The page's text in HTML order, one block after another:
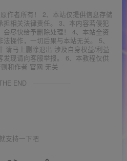
作者所有！ 2、本站仅提供信息存储
担相关法律责任。 3、本内容若侵犯
尽快给予删除处理！ 4、本站全资
操作，一切后果与本站无关。 5、
请马上删除退出 涉及自身权益/利益
发现请向客服举报。 6、本教程仅供
和作者 官网 无关
END
支持一下吧